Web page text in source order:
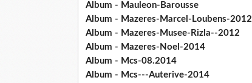
Album - Mauleon-Barousse
Album - Mazeres-Marcel-Loubens-2012
Album - Mazeres-Musee-Rizla--2012
Album - Mazeres-Noel-2014
Album - Mcs-08.2014
Album - Mcs---Auterive-2014